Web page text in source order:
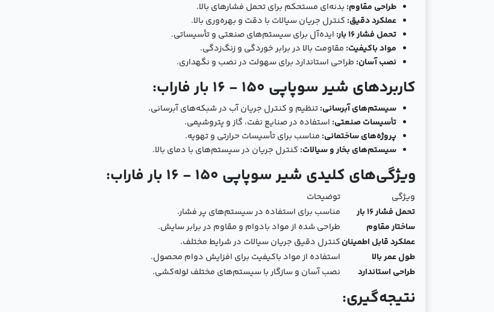
طراحی مقاوم: بدنه‌ای مستحکم برای تحمل فشارهای بالا.
عملکرد دقیق: کنترل جریان سیالات با دقت و بهره‌وری بالا.
تحمل فشار 16 بار:
ایده‌آل برای سیستم‌های صنعتی و تأسیساتی.
مواد باکیفیت: مقاومت بالا در برابر خوردگی و زنگ‌زدگی.
نصب آسان: طراحی استاندارد برای سهولت در نصب و نگهداری.
کاربردهای شیر سوپاپی 150 - 16 بار فاراب:
سیستم‌های آبرسانی:تنظیم و کنترل جریان آب در شبکه‌های آبرسانی.
تأسیسات صنعتی: استفاده در صنایع نفت، گاز و پتروشیمی.
پروژه‌های ساختمانی: مناسب برای تأسیسات حرارتی و تهویه.
سیستم‌های بخار و سیالات: کنترل جریان در سیستم‌های با دمای بالا.
ویژگی‌های کلیدی شیر سوپاپی 150 - 16 بار فاراب:
ویژگی
توضیحات
تحمل فشار 16 بار
مناسب برای استفاده در سیستم‌های پر فشار.
ساختار مقاوم
طراحی شده از مواد بادوام و مقاوم در برابر سایش.
عملکرد قابل اطمینانکنترل دقیق جریان سیالات در شرایط مختلف.
طول عمر بالا
استفاده از مواد باکیفیت برای افزایش دوام محصول.
طراحی استاندارد
نصب آسان و سازگار با سیستم‌های مختلف لوله‌کشی.
نتیجه‌گیری: